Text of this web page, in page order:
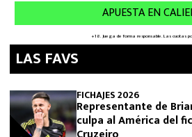
LAS FAVS
FICHAJES 2026
Representante de
culpa al América del